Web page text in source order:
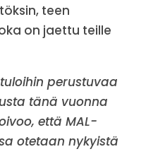
teen
on jaettu teille
perustuvaa
tänä vuonna
että MAL-
otetaan nykyistä